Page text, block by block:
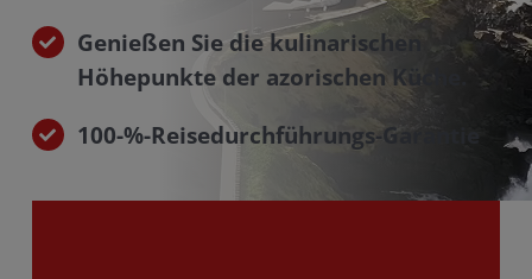
Genießen Sie die kulinarischen
Höhepunkte der azorischen Küche.
100-%-Reisedurchführungs-Garantie